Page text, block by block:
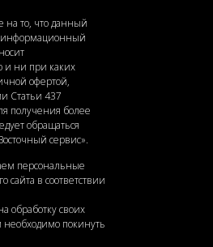
то, что данный
информационный
и ни при каких
офертой,
Статьи 437
получения более
обращаться
сервис».
персональные
в соответствии
обработку своих
покинуть